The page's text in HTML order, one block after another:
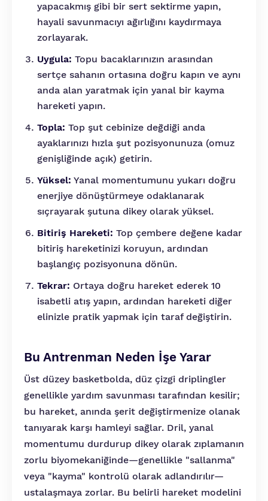
yapacakmış gibi bir sert sektirme yapın,
hayali savunmacıyı ağırlığını kaydırmaya
zorlayarak.
Uygula: Topu bacaklarınızın arasından
sertçe sahanın ortasına doğru kapın ve aynı
anda alan yaratmak için yanal bir kayma
hareketi yapın.
Topla: Top şut cebinize değdiği anda
ayaklarınızı hızla şut pozisyonunuza (omuz
genişliğinde açık) getirin.
Yüksel: Yanal momentumunu yukarı doğru
enerjiye dönüştürmeye odaklanarak
sıçrayarak şutuna dikey olarak yüksel.
Bitiriş Hareketi: Top çembere değene kadar
bitiriş hareketinizi koruyun, ardından
başlangıç pozisyonuna dönün.
Tekrar: Ortaya doğru hareket ederek 10
isabetli atış yapın, ardından hareketi diğer
elinizle pratik yapmak için taraf değiştirin.
Bu Antrenman Neden İşe Yarar
Üst düzey basketbolda, düz çizgi driplingler
genellikle yardım savunması tarafından kesilir;
bu hareket, anında şerit değiştirmenize olanak
tanıyarak karşı hamleyi sağlar. Dril, yanal
momentumu durdurup dikey olarak zıplamanın
zorlu biyomekaniğinde—genellikle "sallanma"
veya "kayma" kontrolü olarak adlandırılır—
ustalaşmaya zorlar. Bu belirli hareket modelini